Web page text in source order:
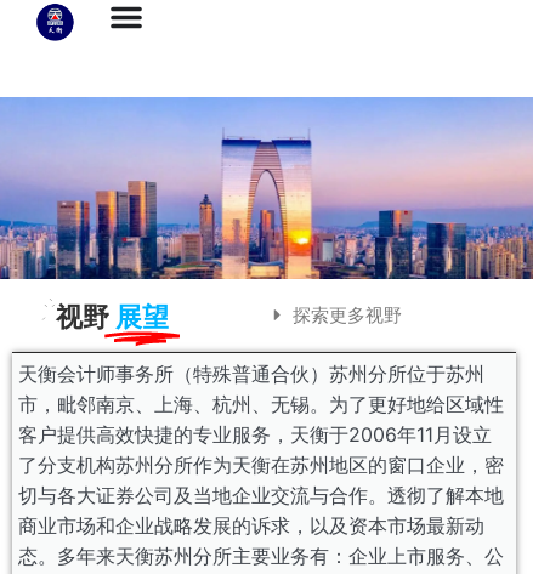
视野 展望 探索更多视野
天衡会计师事务所（特殊普通合伙）苏州分所位于苏州
市，毗邻南京、上海、杭州、无锡。为了更好地给区域性
客户提供高效快捷的专业服务，天衡于2006年11月设立
了分支机构苏州分所作为天衡在苏州地区的窗口企业，密
切与各大证券公司及当地企业交流与合作。透彻了解本地
商业市场和企业战略发展的诉求，以及资本市场最新动
态。多年来天衡苏州分所主要业务有：企业上市服务、公